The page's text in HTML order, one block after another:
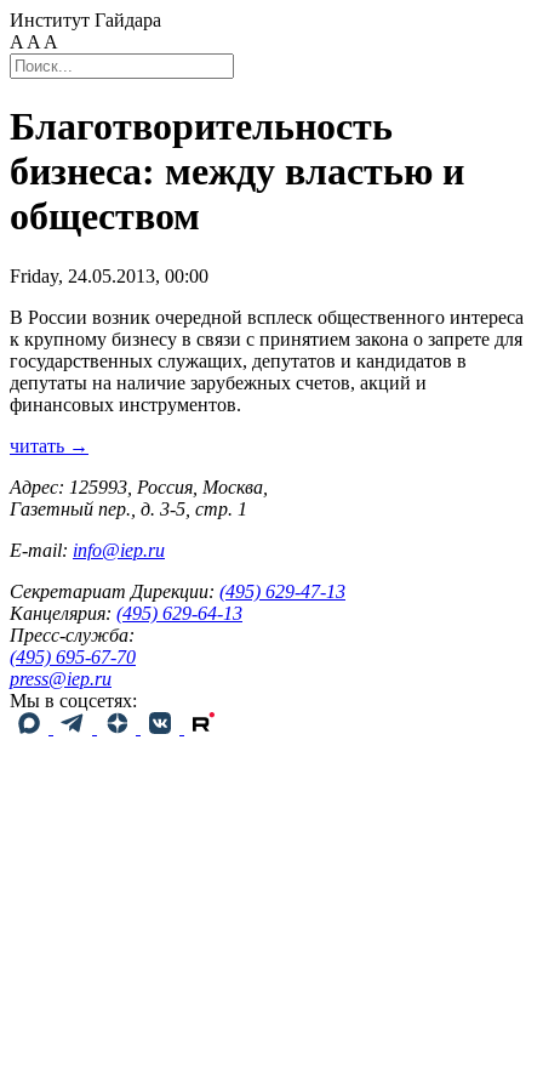
Институт Гайдара
A A A
Благотворительность
бизнеса: между властью и
обществом
Friday, 24.05.2013, 00:00
В России возник очередной всплеск общественного интереса
к крупному бизнесу в связи с принятием закона о запрете для
государственных служащих, депутатов и кандидатов в
депутаты на наличие зарубежных счетов, акций и
финансовых инструментов.
читать →
Адрес: 125993, Россия, Москва,
Газетный пер., д. 3-5, стр. 1
E-mail: info@iep.ru
Секретариат Дирекции: (495) 629-47-13
Канцелярия: (495) 629-64-13
Пресс-служба:
(495) 695-67-70
press@iep.ru
Мы в соцсетях: